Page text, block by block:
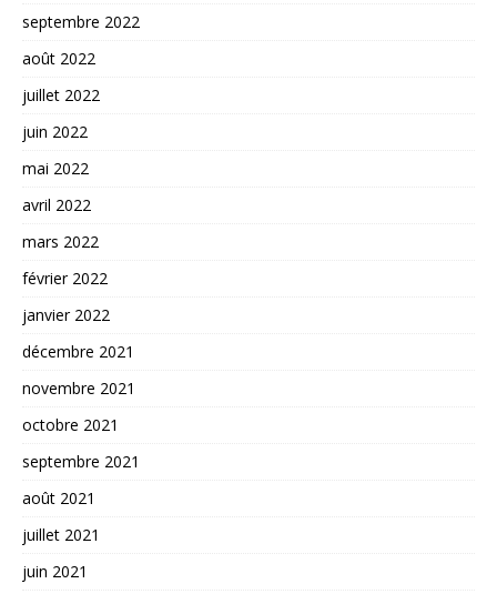
septembre 2022
août 2022
juillet 2022
juin 2022
mai 2022
avril 2022
mars 2022
février 2022
janvier 2022
décembre 2021
novembre 2021
octobre 2021
septembre 2021
août 2021
juillet 2021
juin 2021